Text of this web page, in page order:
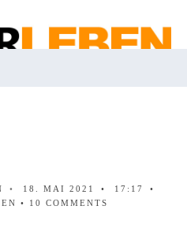
• 18. MAI 2021 • 17:17
•
• 10 COMMENTS